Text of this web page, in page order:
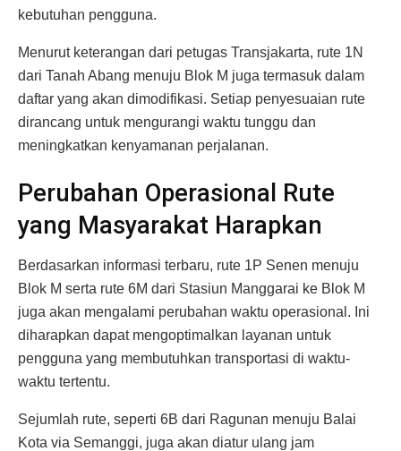
kebutuhan pengguna.
Menurut keterangan dari petugas Transjakarta, rute 1N
dari Tanah Abang menuju Blok M juga termasuk dalam
daftar yang akan dimodifikasi. Setiap penyesuaian rute
dirancang untuk mengurangi waktu tunggu dan
meningkatkan kenyamanan perjalanan.
Perubahan Operasional Rute
yang Masyarakat Harapkan
Berdasarkan informasi terbaru, rute 1P Senen menuju
Blok M serta rute 6M dari Stasiun Manggarai ke Blok M
juga akan mengalami perubahan waktu operasional. Ini
diharapkan dapat mengoptimalkan layanan untuk
pengguna yang membutuhkan transportasi di waktu-
waktu tertentu.
Sejumlah rute, seperti 6B dari Ragunan menuju Balai
Kota via Semanggi, juga akan diatur ulang jam